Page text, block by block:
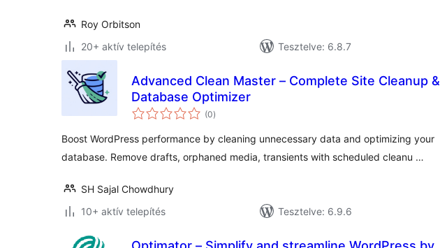
Roy Orbitson
20+ aktív telepítés
Tesztelve: 6.8.7
Advanced Clean Master – Complete Site Cleanup &
Database Optimizer
(0értékelés
összesen
)
Boost WordPress performance by cleaning unnecessary data and optimizing your
database. Remove drafts, orphaned media, transients with scheduled cleanu …
SH Sajal Chowdhury
10+ aktív telepítés
Tesztelve: 6.9.6